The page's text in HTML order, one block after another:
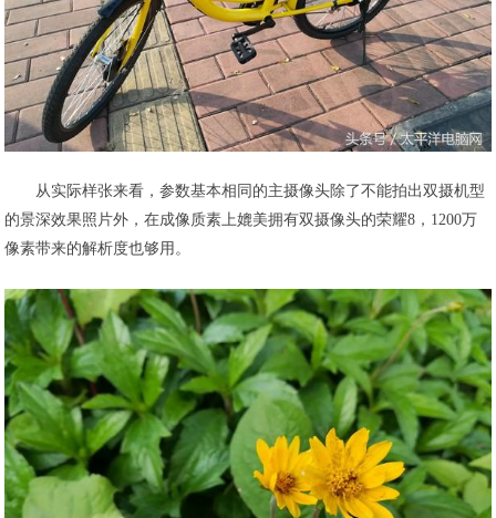
从实际样张来看，参数基本相同的主摄像头除了不能拍出双摄机型
的景深效果照片外，在成像质素上媲美拥有双摄像头的荣耀8，1200万
像素带来的解析度也够用。